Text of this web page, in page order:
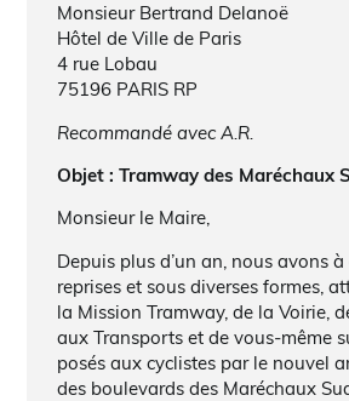
Monsieur Bertrand Delanoë
Hôtel de Ville de Paris
4 rue Lobau
75196 PARIS RP
Recommandé avec A.R.
Objet : Tramway des Maréchaux
Monsieur le Maire,
Depuis plus d’un an, nous avons
reprises et sous diverses formes,
la Mission Tramway, de la Voirie,
aux Transports et de vous-même
posés aux cyclistes par le nouvel
des boulevards des Maréchaux